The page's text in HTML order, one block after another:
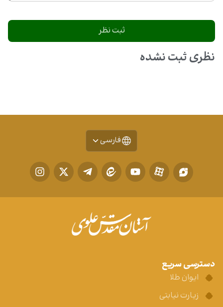
نظری ثبت نشده
فارسی
دسترسی سریع
ایوان طلا
زیارت نیابتی